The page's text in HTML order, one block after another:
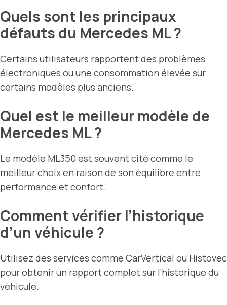
Quels sont les principaux
défauts du Mercedes ML ?
Certains utilisateurs rapportent des problèmes
électroniques ou une consommation élevée sur
certains modèles plus anciens.
Quel est le meilleur modèle de
Mercedes ML ?
Le modèle ML350 est souvent cité comme le
meilleur choix en raison de son équilibre entre
performance et confort.
Comment vérifier l’historique
d’un véhicule ?
Utilisez des services comme CarVertical ou Histovec
pour obtenir un rapport complet sur l’historique du
véhicule.